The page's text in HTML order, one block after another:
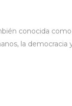
conocida
la democracia